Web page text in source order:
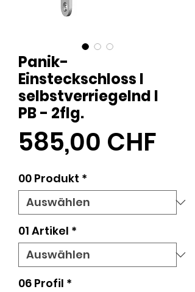
Panik-
Einsteckschloss l
selbstverriegelnd l
PB - 2flg.
585,00 CHF
00 Produkt *
01 Artikel *
06 Profil *